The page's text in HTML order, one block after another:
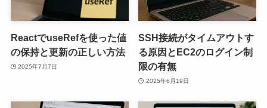
ReactでuseRefを使った値
の保持と更新の正しい方法
2025年7月7日
SSH接続がタイムアウトす
る原因とEC2のログイン制
限の有無
2025年6月19日